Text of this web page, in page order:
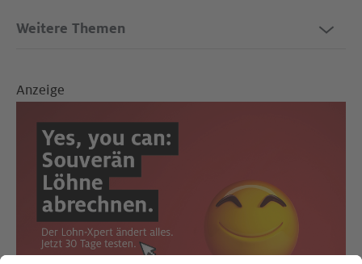
Weitere Themen
Anzeige